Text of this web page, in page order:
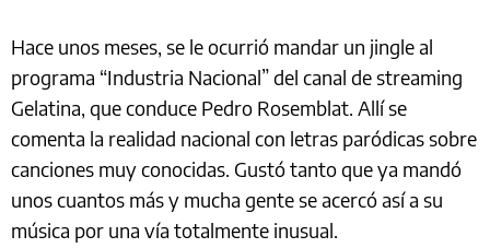
Hace unos meses, se le ocurrió mandar un jingle al
programa “Industria Nacional” del canal de streaming
Gelatina, que conduce Pedro Rosemblat. Allí se
comenta la realidad nacional con letras paródicas sobre
canciones muy conocidas. Gustó tanto que ya mandó
unos cuantos más y mucha gente se acercó así a su
música por una vía totalmente inusual.